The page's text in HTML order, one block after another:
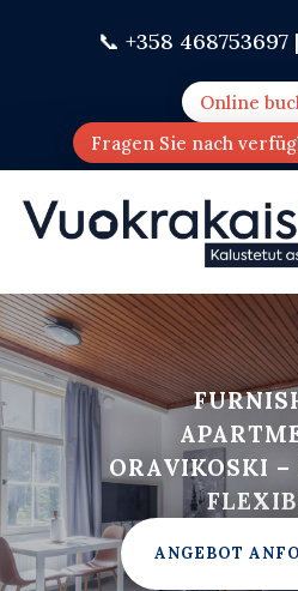
📞 +358 468753697 |
Online
Fragen Sie nach
ORAVIKOSKI –
ANGEBOT